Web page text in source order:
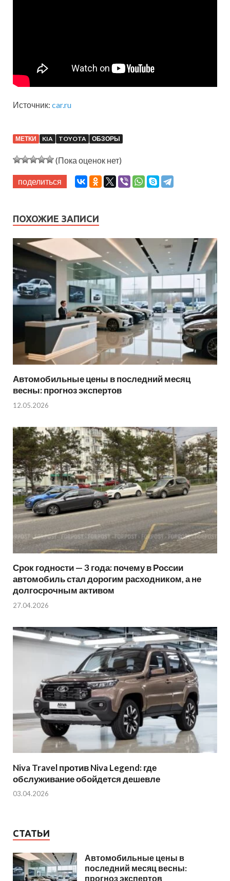
Источник: car.ru
МЕТКИ KIA TOYOTA ОБЗОРЫ
(Пока оценок нет)
поделиться
ПОХОЖИЕ ЗАПИСИ
Автомобильные цены в последний месяц
весны: прогноз экспертов
12.05.2026
Срок годности — 3 года: почему в России
автомобиль стал дорогим расходником, а не
долгосрочным активом
27.04.2026
Niva Travel против Niva Legend: где
обслуживание обойдется дешевле
03.04.2026
СТАТЬИ
Автомобильные цены в
последний месяц весны:
прогноз экспертов